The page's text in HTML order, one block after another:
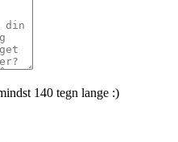
140 tegn lange :)